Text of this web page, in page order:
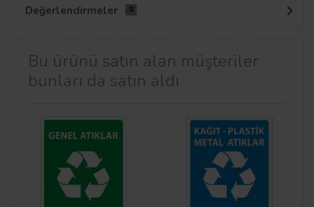
Değerlendirmeler 0
Bu ürünü satın alan müşteriler
bunları da satın aldı